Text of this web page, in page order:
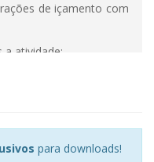
de içamento com
a atividade;
e NR’s do MTE
para downloads!